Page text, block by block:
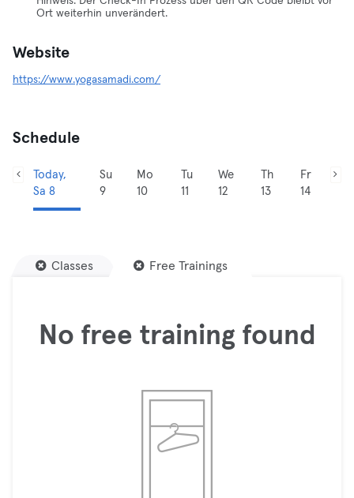
Ort weiterhin unverändert.
Website
https://www.yogasamadi.com/
Schedule
Today,
Sa 8
Su
9
Mo
10
Tu
11
We
12
Th
13
Fr
14
Classes Free Trainings
No free training found